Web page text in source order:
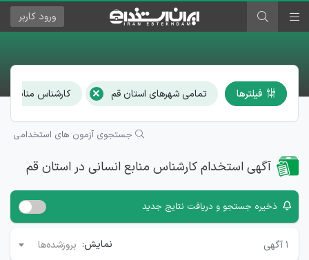
ورود کاربر
فیلترها تمامی شهرهای استان قم × کارشناس منابع
جستجوی آزمون های استخدامی
آگهی استخدام کارشناس منابع انسانی در استان قم
ذخیره جستجو و دریافت نتایج جدید
۱ آگهی نمایش: بروزشده‌ها